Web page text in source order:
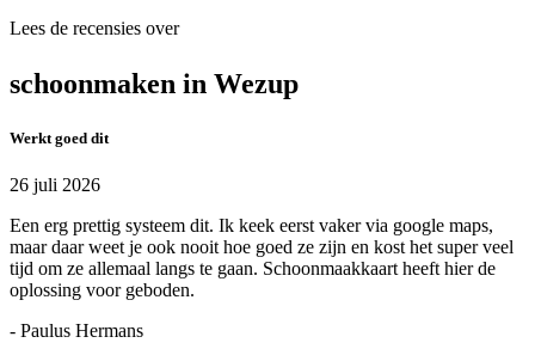
Lees de recensies over
schoonmaken in Wezup
Werkt goed dit
26 juli 2026
Een erg prettig systeem dit. Ik keek eerst vaker via google maps,
maar daar weet je ook nooit hoe goed ze zijn en kost het super veel
tijd om ze allemaal langs te gaan. Schoonmaakkaart heeft hier de
oplossing voor geboden.
- Paulus Hermans